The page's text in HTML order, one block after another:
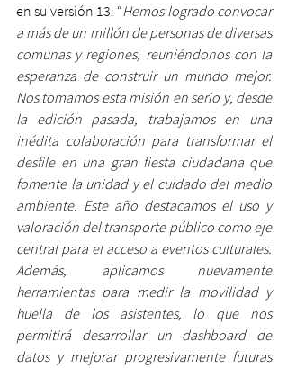
en su versión 13: “Hemos logrado convocar
a más de un millón de personas de diversas
comunas y regiones, reuniéndonos con la
esperanza de construir un mundo mejor.
Nos tomamos esta misión en serio y, desde
la edición pasada, trabajamos en una
inédita colaboración para transformar el
desfile en una gran fiesta ciudadana que
fomente la unidad y el cuidado del medio
ambiente. Este año destacamos el uso y
valoración del transporte público como eje
central para el acceso a eventos culturales.
Además, aplicamos nuevamente
herramientas para medir la movilidad y
huella de los asistentes, lo que nos
permitirá desarrollar un dashboard de
datos y mejorar progresivamente futuras